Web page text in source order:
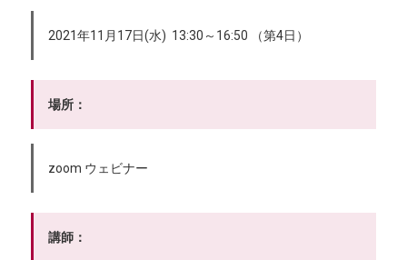
2021年11月17日(水) 13:30～16:50 （第4日）
場所：
zoom ウェビナー
講師：